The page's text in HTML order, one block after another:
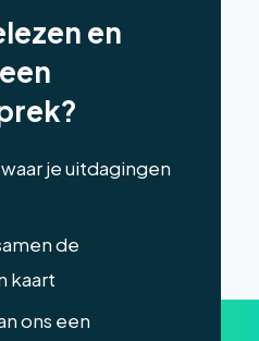
en
je uitdagingen
de
kaart
ons een